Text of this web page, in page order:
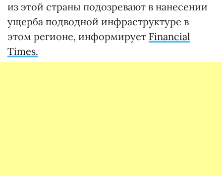
из этой страны подозревают в нанесении
ущерба подводной инфраструктуре в
этом регионе, информирует Financial
Times.